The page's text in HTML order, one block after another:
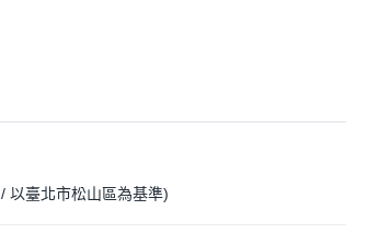
/ 以臺北市松山區為基準)